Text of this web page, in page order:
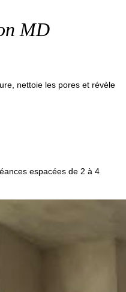
MD
nettoie les pores et révèle
espacées de 2 à 4